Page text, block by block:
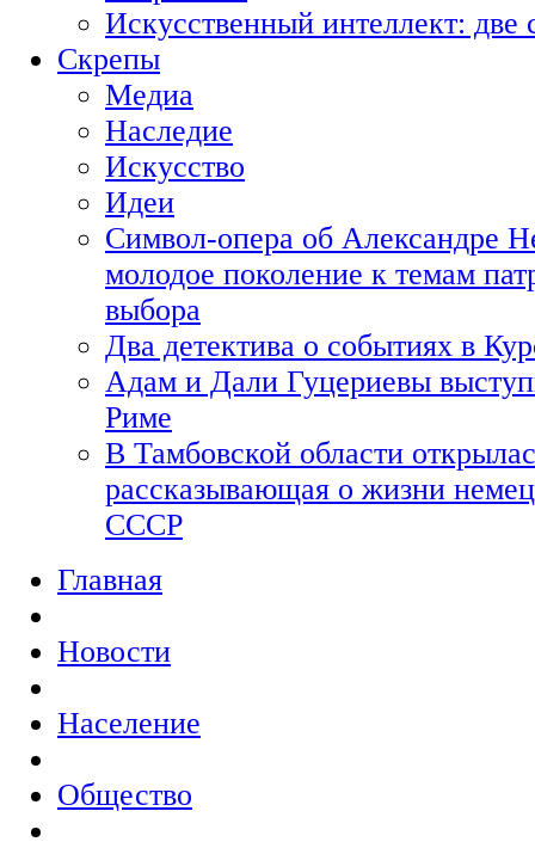
Искусственный интеллект:
Скрепы
Медиа
Наследие
Искусство
Идеи
Символ-опера об Александре
молодое поколение к темам
выбора
Два детектива о событиях в
Адам и Дали Гуцериевы
Риме
В Тамбовской области
рассказывающая о жизни
СССР
Главная
Новости
Население
Общество